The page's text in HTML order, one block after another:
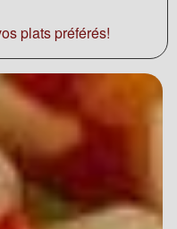
plats préférés!